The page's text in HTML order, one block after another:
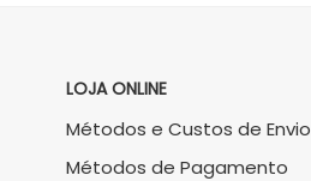
LOJA ONLINE
Métodos e Custos de Envio
Métodos de Pagamento